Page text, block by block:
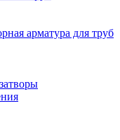
арматура для труб